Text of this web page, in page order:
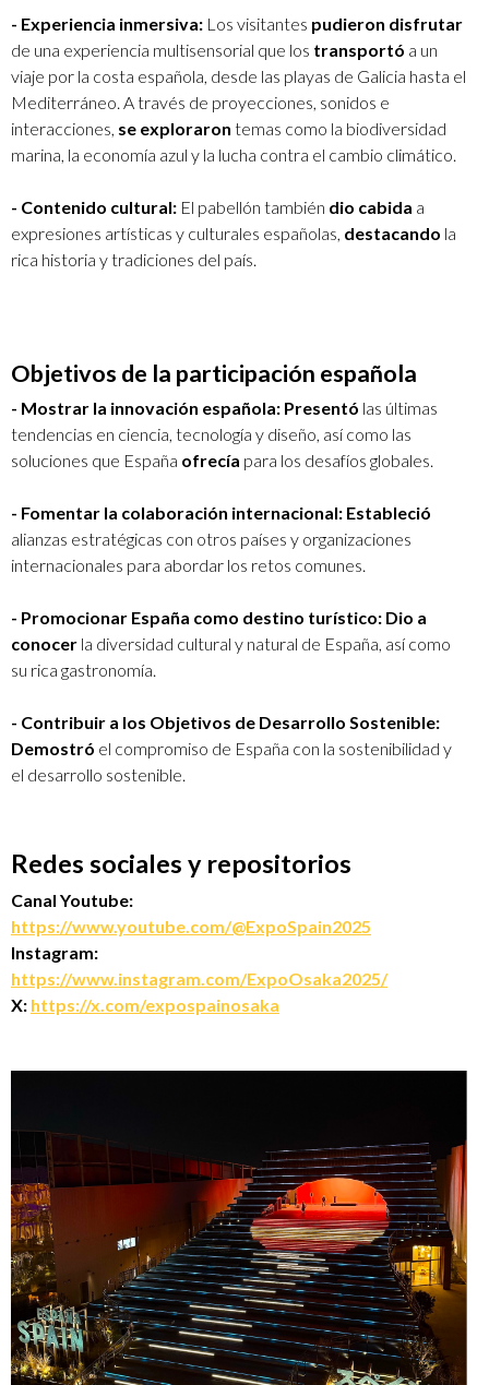
- Experiencia inmersiva: Los visitantes pudieron disfrutar
de una experiencia multisensorial que los transportó a un
viaje por la costa española, desde las playas de Galicia hasta el
Mediterráneo. A través de proyecciones, sonidos e
interacciones, se exploraron temas como la biodiversidad
marina, la economía azul y la lucha contra el cambio climático.
- Contenido cultural: El pabellón también dio cabida a
expresiones artísticas y culturales españolas, destacando la
rica historia y tradiciones del país.
Objetivos de la participación española
- Mostrar la innovación española: Presentó las últimas
tendencias en ciencia, tecnología y diseño, así como las
soluciones que España ofrecía para los desafíos globales.
- Fomentar la colaboración internacional: Estableció
alianzas estratégicas con otros países y organizaciones
internacionales para abordar los retos comunes.
- Promocionar España como destino turístico: Dio a
conocer la diversidad cultural y natural de España, así como
su rica gastronomía.
- Contribuir a los Objetivos de Desarrollo Sostenible:
Demostró el compromiso de España con la sostenibilidad y
el desarrollo sostenible.
Redes sociales y repositorios
Canal Youtube:
https://www.youtube.com/@ExpoSpain2025
Instagram:
https://www.instagram.com/ExpoOsaka2025/
X: https://x.com/expospainosaka